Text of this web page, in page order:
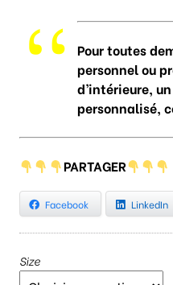
Pour toutes
personnel ou
d’intérieure,
personnalisé,
PARTAGER
Facebook LinkedIn
Size